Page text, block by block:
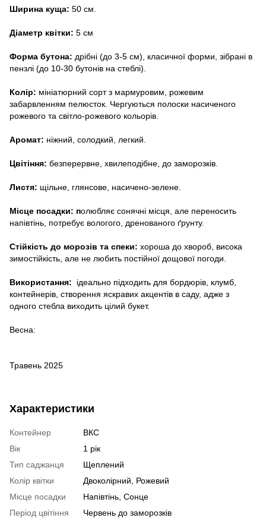
Ширина куща: 50 см.
Діаметр квітки: 5 см
Форма бутона: дрібні (до 3-5 см), класичної форми, зібрані в
пензлі (до 10-30 бутонів на стеблі).
Колір: мініатюрний сорт з мармуровим, рожевим
забарвленням пелюсток. Чергуються полоски насиченого
рожевого та світло-рожевого кольорів.
Аромат: ніжний, солодкий, легкий.
Цвітіння: безперервне, хвилеподібне, до заморозків.
Листя: щільне, глянсове, насичено-зелене.
Місце посадки: полюбляє сонячні місця, але переносить
напівтінь, потребує вологого, дренованого ґрунту.
Стійкість до морозів та спеки: хороша до хвороб, висока
зимостійкість, але не любить постійної дощової погоди.
Використання:
ідеально підходить для бордюрів, клумб,
контейнерів, створення яскравих акцентів в саду, адже з
одного стебла виходить цілий букет.
Весна:
Травень 2025
Характеристики
Контейнер
ВКС
Вік
1 рік
Тип саджанця
Щеплений
Колір квітки
Двоколірний, Рожевий
Місце посадки
Напівтінь, Сонце
Період цвітіння
Червень до заморозків